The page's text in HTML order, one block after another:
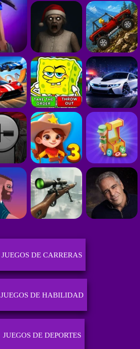
JUEGOS DE CARRERAS
JUEGOS DE HABILIDAD
JUEGOS DE DEPORTES